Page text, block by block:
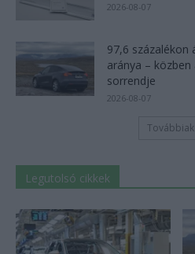
2026-08-07
97,6 százalékon
aránya –
sorrendje
2026-08-07
Továbbiak
Legutolsó cikkek